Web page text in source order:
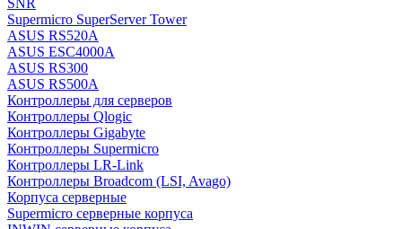
SNR
Supermicro SuperServer Tower
ASUS RS520A
ASUS ESC4000A
ASUS RS300
ASUS RS500A
Контроллеры для серверов
Контроллеры Qlogic
Контроллеры Gigabyte
Контроллеры Supermicro
Контроллеры LR-Link
Контроллеры Broadcom (LSI, Avago)
Корпуса серверные
Supermicro серверные корпуса